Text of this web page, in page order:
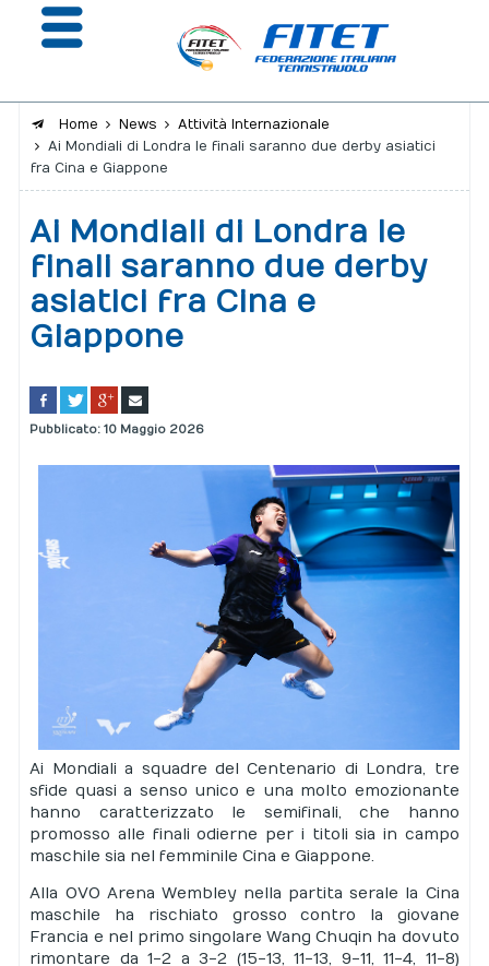
Giustizia
Safeguarding
Portale risultati
Home News
Attività Internazionale
Ai Mondiali di Londra le finali saranno due derby asiatici
fra Cina e Giappone
Ai Mondiali di Londra le
finali saranno due derby
asiatici fra Cina e
Giappone
Pubblicato: 10 Maggio 2026
Ai Mondiali a squadre del Centenario di Londra, tre
sfide quasi a senso unico e una molto emozionante
hanno caratterizzato le semifinali, che hanno
promosso alle finali odierne per i titoli sia in campo
maschile sia nel femminile Cina e Giappone.
Alla OVO Arena Wembley nella partita serale la Cina
maschile ha rischiato grosso contro la giovane
Francia e nel primo singolare Wang Chuqin ha dovuto
rimontare da 1-2 a 3-2 (15-13, 11-13, 9-11, 11-4, 11-8)